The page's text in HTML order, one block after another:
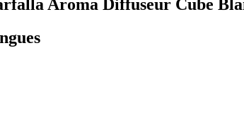
Aroma Diffuseur Cube